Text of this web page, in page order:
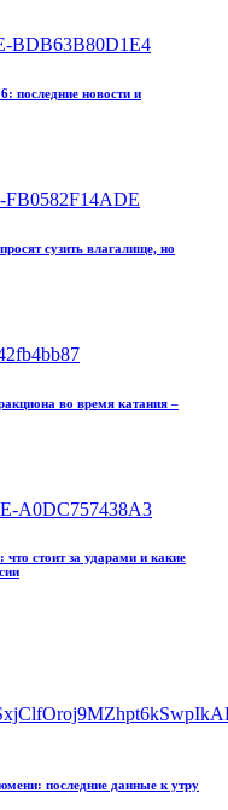
последние новости и
сузить влагалище, но
во время катания –
стоит за ударами и какие
последние данные к утру